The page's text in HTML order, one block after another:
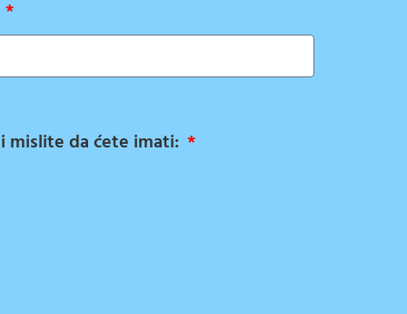
mislite da ćete imati: